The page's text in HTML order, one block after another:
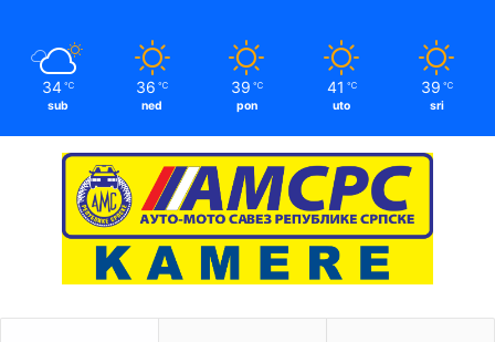
34 ℃
sub
36 ℃
ned
39 ℃
pon
41 ℃
uto
39 ℃
sri